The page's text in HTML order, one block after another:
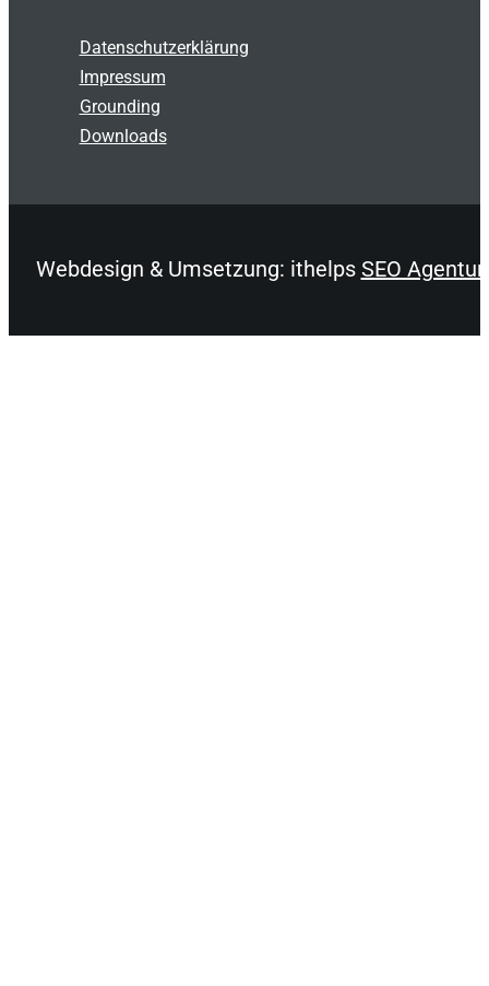
Datenschutzerklärung
Impressum
Grounding
Downloads
Webdesign & Umsetzung: ithelps SEO Agentur